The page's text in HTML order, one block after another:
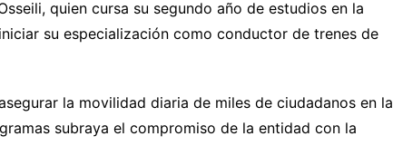
quien cursa su segundo año de estudios en la
su especialización como conductor de trenes de
la movilidad diaria de miles de ciudadanos en la
subraya el compromiso de la entidad con la